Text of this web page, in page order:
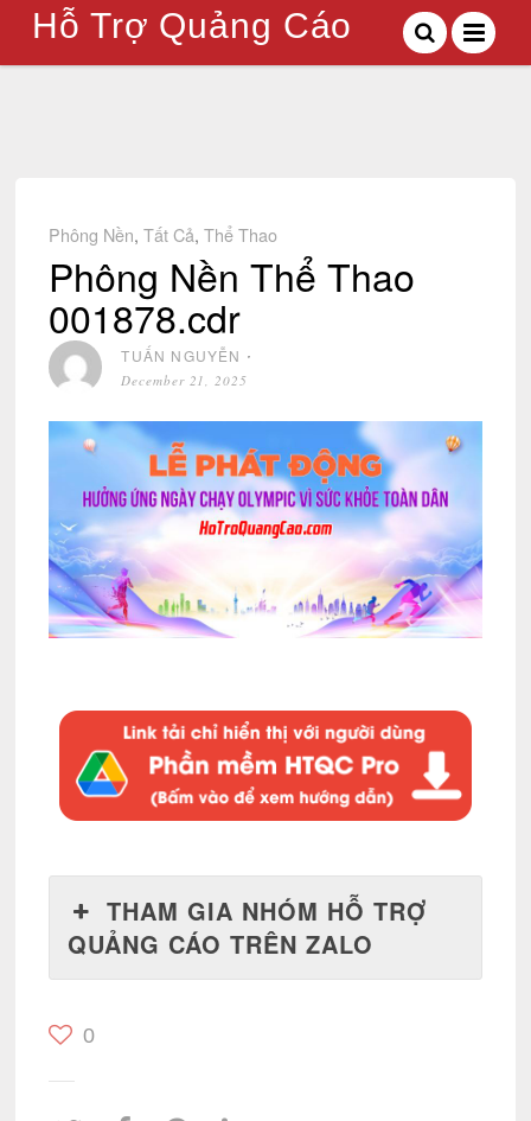
Hỗ Trợ Quảng Cáo
Phông Nền,Tất Cả,Thể Thao
Phông Nền Thể Thao
001878.cdr
TUẤN NGUYỄN ⋅
December 21, 2025
THAM GIA NHÓM HỖ TRỢ
QUẢNG CÁO TRÊN ZALO
0